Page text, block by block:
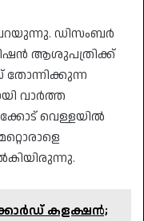
പറയുന്നു. ഡിസംബർ
ആശുപത്രിക്ക്
തോന്നിക്കുന്ന
വാർത്ത
വെള്ളയിൽ
കളക്ഷൻ;